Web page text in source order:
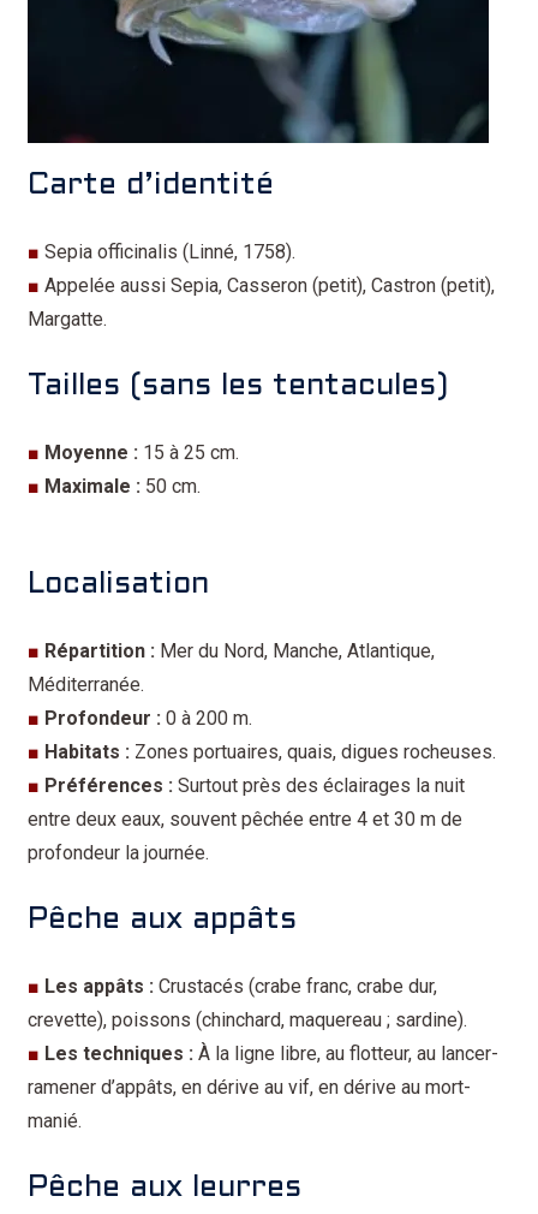
Carte d’identité
■ Sepia officinalis (Linné, 1758).
■ Appelée aussi Sepia, Casseron (petit), Castron (petit),
Margatte.
Tailles (sans les tentacules)
■ Moyenne : 15 à 25 cm.
■ Maximale : 50 cm.
Localisation
■ Répartition : Mer du Nord, Manche, Atlantique,
Méditerranée.
■ Profondeur : 0 à 200 m.
■ Habitats : Zones portuaires, quais, digues rocheuses.
■ Préférences : Surtout près des éclairages la nuit
entre deux eaux, souvent pêchée entre 4 et 30 m de
profondeur la journée.
Pêche aux appâts
■ Les appâts : Crustacés (crabe franc, crabe dur,
crevette), poissons (chinchard, maquereau ; sardine).
■ Les techniques : À la ligne libre, au flotteur, au lancer-
ramener d’appâts, en dérive au vif, en dérive au mort-
manié.
Pêche aux leurres